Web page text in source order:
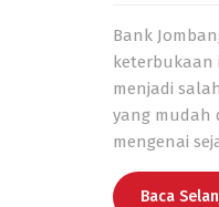
Bank
keterbukaan
menjadi
yang mudah
mengenai
Baca